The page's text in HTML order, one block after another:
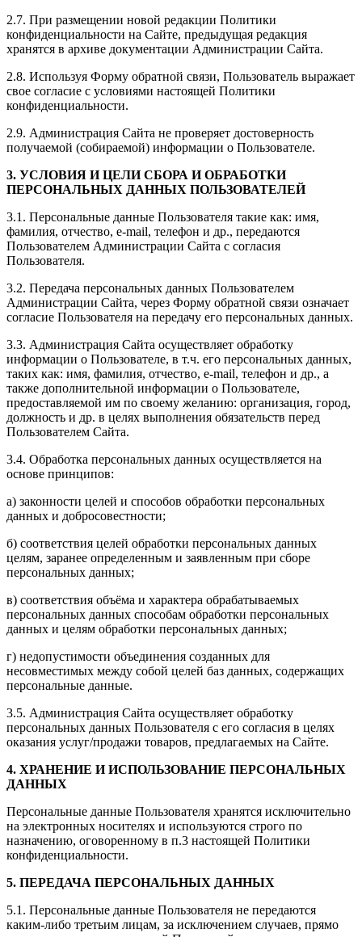
2.7. При размещении новой редакции Политики
конфиденциальности на Сайте, предыдущая редакция
хранятся в архиве документации Администрации Сайта.
2.8. Используя Форму обратной связи, Пользователь выражает
свое согласие с условиями настоящей Политики
конфиденциальности.
2.9. Администрация Сайта не проверяет достоверность
получаемой (собираемой) информации о Пользователе.
3. УСЛОВИЯ И ЦЕЛИ СБОРА И ОБРАБОТКИ
ПЕРСОНАЛЬНЫХ ДАННЫХ ПОЛЬЗОВАТЕЛЕЙ
3.1. Персональные данные Пользователя такие как: имя,
фамилия, отчество, e-mail, телефон и др., передаются
Пользователем Администрации Сайта с согласия
Пользователя.
3.2. Передача персональных данных Пользователем
Администрации Сайта, через Форму обратной связи означает
согласие Пользователя на передачу его персональных данных.
3.3. Администрация Сайта осуществляет обработку
информации о Пользователе, в т.ч. его персональных данных,
таких как: имя, фамилия, отчество, e-mail, телефон и др., а
также дополнительной информации о Пользователе,
предоставляемой им по своему желанию: организация, город,
должность и др. в целях выполнения обязательств перед
Пользователем Сайта.
3.4. Обработка персональных данных осуществляется на
основе принципов:
а) законности целей и способов обработки персональных
данных и добросовестности;
б) соответствия целей обработки персональных данных
целям, заранее определенным и заявленным при сборе
персональных данных;
в) соответствия объёма и характера обрабатываемых
персональных данных способам обработки персональных
данных и целям обработки персональных данных;
г) недопустимости объединения созданных для
несовместимых между собой целей баз данных, содержащих
персональные данные.
3.5. Администрация Сайта осуществляет обработку
персональных данных Пользователя с его согласия в целях
оказания услуг/продажи товаров, предлагаемых на Сайте.
4. ХРАНЕНИЕ И ИСПОЛЬЗОВАНИЕ ПЕРСОНАЛЬНЫХ
ДАННЫХ
Персональные данные Пользователя хранятся исключительно
на электронных носителях и используются строго по
назначению, оговоренному в п.3 настоящей Политики
конфиденциальности.
5. ПЕРЕДАЧА ПЕРСОНАЛЬНЫХ ДАННЫХ
5.1. Персональные данные Пользователя не передаются
каким-либо третьим лицам, за исключением случаев, прямо